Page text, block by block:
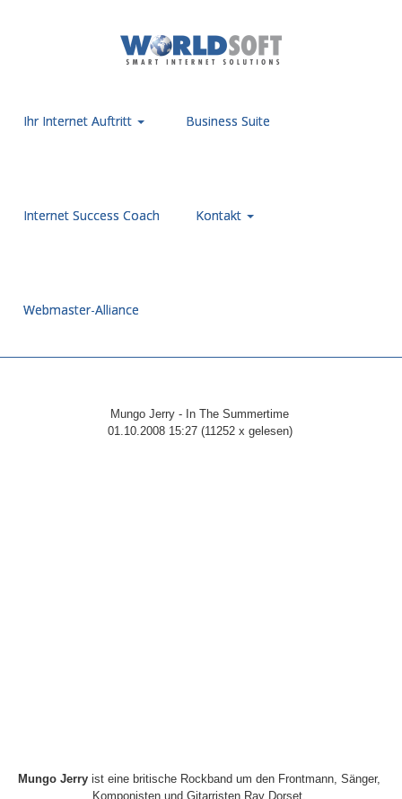
Ihr Internet Auftritt Business Suite
Internet Success Coach Kontakt
Webmaster-Alliance
Mungo Jerry - In The Summertime
01.10.2008 15:27(11252 x gelesen)
Mungo Jerry ist eine britische Rockband um den Frontmann, Sänger,
Komponisten und Gitarristen Ray Dorset.